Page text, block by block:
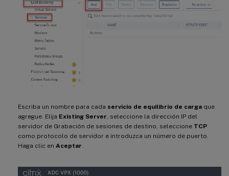
Escriba un nombre para cada servicio de equilibrio de carga que
agregue. Elija Existing Server, seleccione la dirección IP del
servidor de Grabación de sesiones de destino, seleccione TCP
como protocolo de servidor e introduzca un número de puerto.
Haga clic en Aceptar.